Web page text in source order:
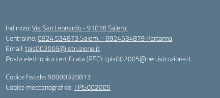
Indirizzo:Via San Leonardo - 91018 Salemi
Centralino:0924 534873 Salemi - 0924534879 Partanna
Email:tpis002005@istruzione.it
Posta elettronica certificata (PEC):tpis002005@pec.istruzione.it
Codice fiscale: 90000320813
Codice meccanografico:TPIS002005